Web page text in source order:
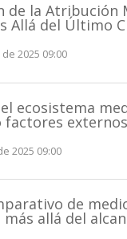
de la Atribución
Allá del Último
2025 09:00
ecosistema
2025 09:00
de
allá del